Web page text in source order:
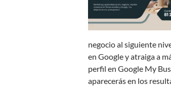
negocio al siguiente
en Google y atraiga a
perfil en Google My
aparecerás en los